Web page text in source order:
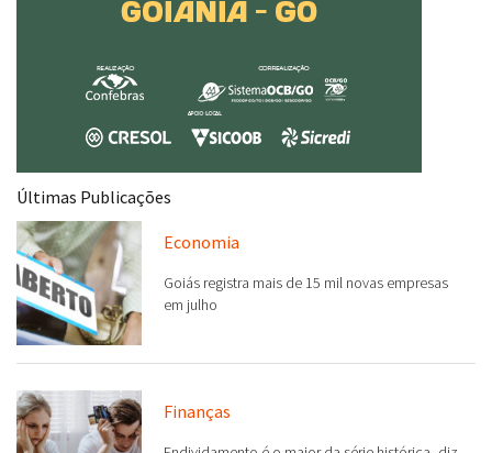
Economia
Goiás registra mais de 15 mil novas empresas
Endividamento é o maior da série histórica, diz